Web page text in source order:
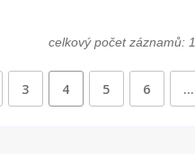
celkový počet záznamů:
3 4 5 6 …